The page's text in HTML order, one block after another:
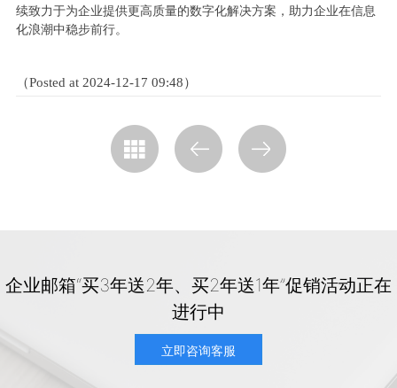
续致力于为企业提供更高质量的数字化解决方案，助力企业在信息
化浪潮中稳步前行。
（Posted at 2024-12-17 09:48）
企业邮箱“买3年送2年、买2年送1年”促销活动正在
进行中
立即咨询客服